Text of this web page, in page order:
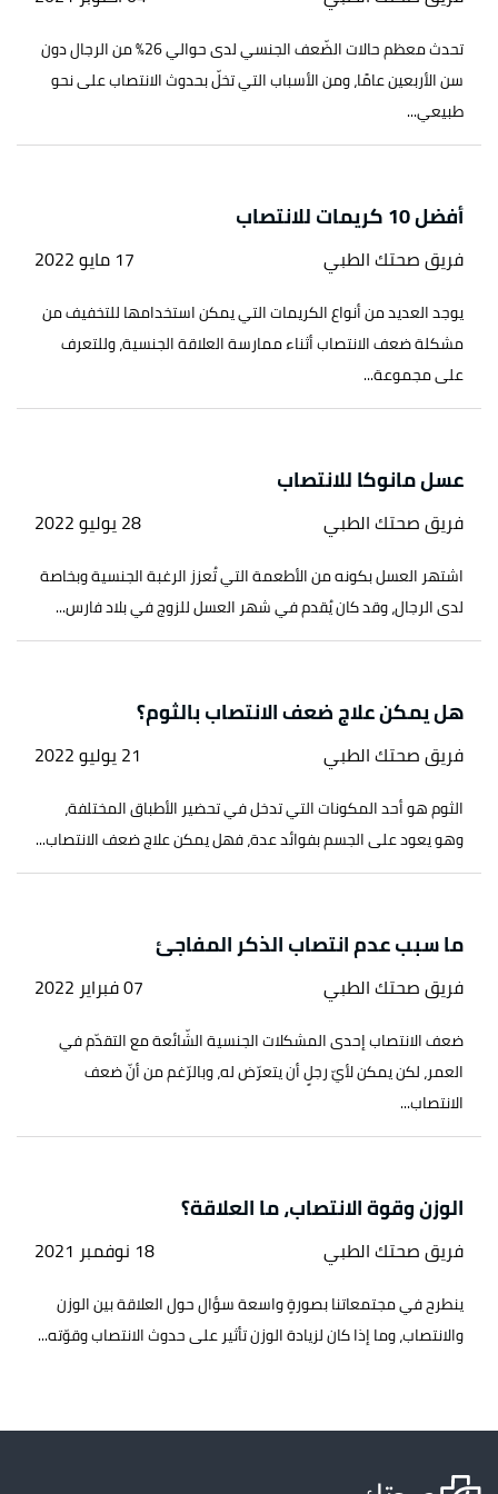
تحدث معظم حالات الضّعف الجنسي لدى حوالي 26% من الرجال دون
سن الأربعين عامًا، ومن الأسباب التي تخلّ بحدوث الانتصاب على نحو
طبيعي...
أفضل 10 كريمات للانتصاب
فريق صحتك الطبي 17 مايو 2022
يوجد العديد من أنواع الكريمات التي يمكن استخدامها للتخفيف من
مشكلة ضعف الانتصاب أثناء ممارسة العلاقة الجنسية، وللتعرف
على مجموعة...
عسل مانوكا للانتصاب
فريق صحتك الطبي 28 يوليو 2022
اشتهر العسل بكونه من الأطعمة التي تُعزز الرغبة الجنسية وبخاصة
لدى الرجال، وقد كان يُقدم في شهر العسل للزوج في بلاد فارس...
هل يمكن علاج ضعف الانتصاب بالثوم؟
فريق صحتك الطبي 21 يوليو 2022
الثوم هو أحد المكونات التي تدخل في تحضير الأطباق المختلفة،
وهو يعود على الجسم بفوائد عدة، فهل يمكن علاج ضعف الانتصاب...
ما سبب عدم انتصاب الذكر المفاجئ
فريق صحتك الطبي 07 فبراير 2022
ضعف الانتصاب إحدى المشكلات الجنسية الشّائعة مع التقدّم في
العمر، لكن يمكن لأيّ رجلٍ أن يتعرّض له، وبالرّغم من أنّ ضعف
الانتصاب...
الوزن وقوة الانتصاب، ما العلاقة؟
فريق صحتك الطبي 18 نوفمبر 2021
ينطرح في مجتمعاتنا بصورةٍ واسعة سؤال حول العلاقة بين الوزن
والانتصاب، وما إذا كان لزيادة الوزن تأثير على حدوث الانتصاب وقوّته...